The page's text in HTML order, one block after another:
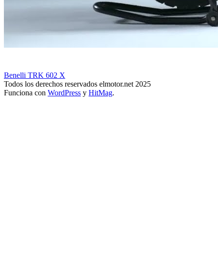
Benelli TRK 602 X
Todos los derechos reservados elmotor.net 2025
Funciona con WordPress y HitMag.